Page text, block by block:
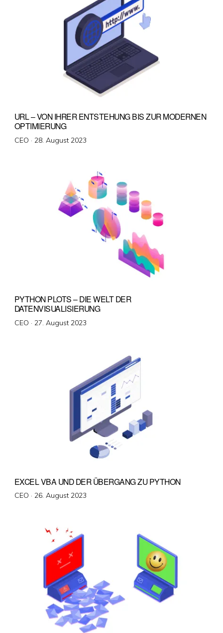
URL – VON IHRER ENTSTEHUNG BIS ZUR MODERNEN
OPTIMIERUNG
CEO · Veröffentlicht
28. August 2023
PYTHON PLOTS – DIE WELT DER
DATENVISUALISIERUNG
CEO · Veröffentlicht
27. August 2023
EXCEL VBA UND DER ÜBERGANG ZU PYTHON
CEO · Veröffentlicht
26. August 2023